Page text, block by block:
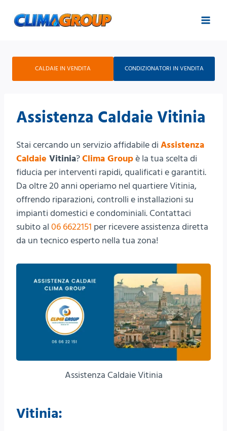
CALDAIE IN VENDITA CONDIZIONATORI IN VENDITA
Assistenza Caldaie Vitinia
Stai cercando un servizio affidabile di Assistenza
Caldaie Vitinia?Clima Groupè la tua scelta di
fiducia per interventi rapidi, qualificati e garantiti.
Da oltre 20 anni operiamo nel quartiere Vitinia,
offrendo riparazioni, controlli e installazioni su
impianti domestici e condominiali. Contattaci
subito al 06 6622151 per ricevere assistenza diretta
da un tecnico esperto nella tua zona!
Assistenza Caldaie Vitinia
Vitinia: